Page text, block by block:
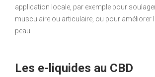
application locale, par exemple pour
musculaire ou articulaire, ou pour améliorer
peau.
Les e-liquides au CBD